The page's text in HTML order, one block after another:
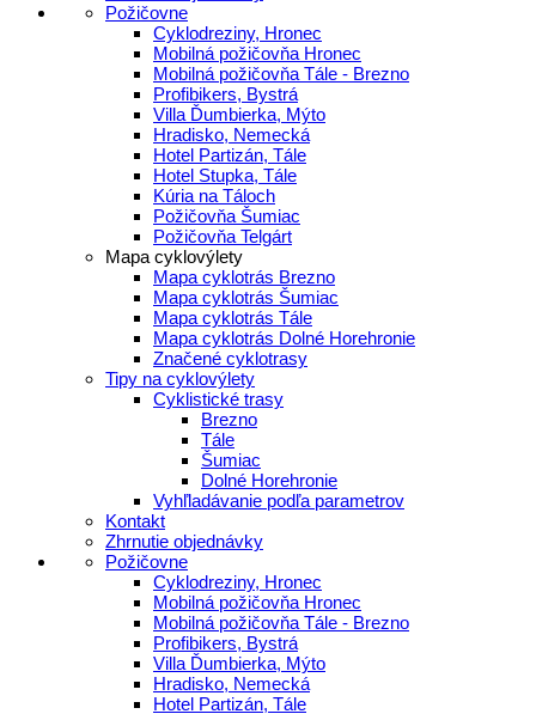
Požičovne
Cyklodreziny, Hronec
Mobilná požičovňa Hronec
Mobilná požičovňa Tále - Brezno
Profibikers, Bystrá
Villa Ďumbierka, Mýto
Hradisko, Nemecká
Hotel Partizán, Tále
Hotel Stupka, Tále
Kúria na Táloch
Požičovňa Šumiac
Požičovňa Telgárt
Mapa cyklovýlety
Mapa cyklotrás Brezno
Mapa cyklotrás Šumiac
Mapa cyklotrás Tále
Mapa cyklotrás Dolné Horehronie
Značené cyklotrasy
Tipy na cyklovýlety
Cyklistické trasy
Brezno
Tále
Šumiac
Dolné Horehronie
Vyhľladávanie podľa parametrov
Kontakt
Zhrnutie objednávky
Požičovne
Cyklodreziny, Hronec
Mobilná požičovňa Hronec
Mobilná požičovňa Tále - Brezno
Profibikers, Bystrá
Villa Ďumbierka, Mýto
Hradisko, Nemecká
Hotel Partizán, Tále